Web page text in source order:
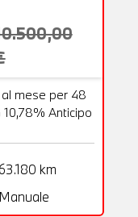
al mese per 48
10,78% Anticipo
km
Manuale